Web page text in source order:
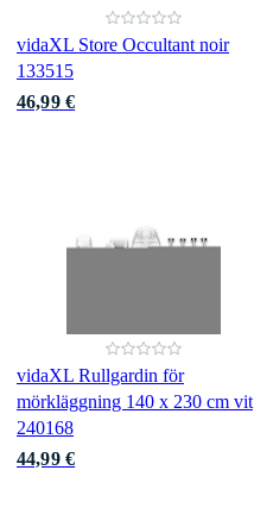
vidaXL Store Occultant noir
133515
46,99 €
vidaXL Rullgardin för
mörkläggning 140 x 230 cm vit
240168
44,99 €